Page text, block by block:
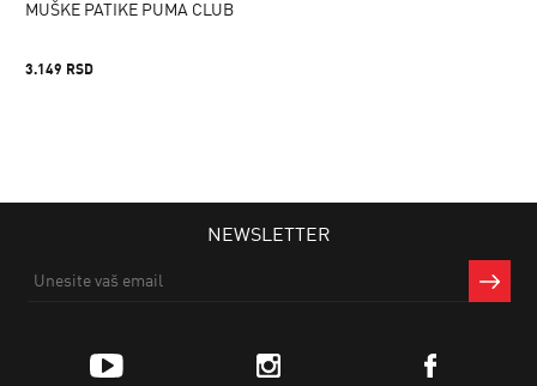
MUŠKE PATIKE PUMA CLUB
3.149 RSD
NEWSLETTER